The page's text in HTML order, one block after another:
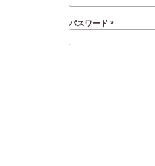
須)
パスワード
須)